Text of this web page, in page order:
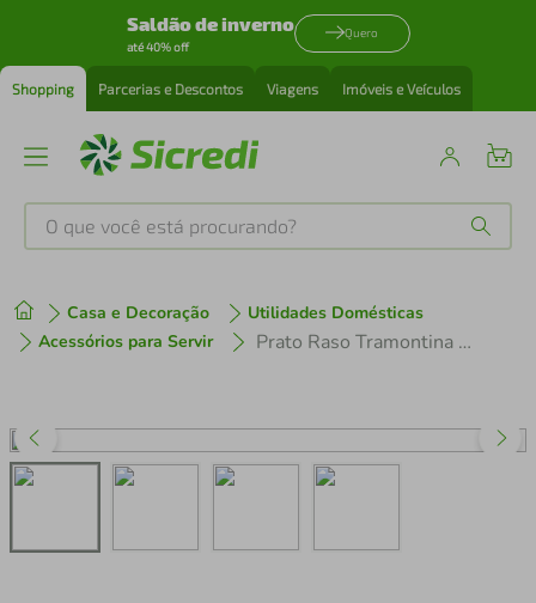
Saldão de inverno
até 40% off
Quero
Shopping Parcerias e Descontos Viagens Imóveis e Veículos
O que você está procurando?
Casa e Decoração
Utilidades Domésticas
Acessórios para Servir
Prato Raso Tramontina Lineare 25cm em Porcelana Decorada
1º tenis
3º perfume